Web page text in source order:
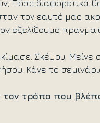
Πόσο διαφορετικά
τον εαυτό μας
εξελίξουμε
Σκέψου. Μείνε
Κάνε το
τον τρόπο που